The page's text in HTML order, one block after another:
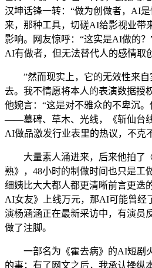
汉坤话锋一转：“做为创做者，AI
来，那种工具，切磋AI给影视业带
影响。网友惊呼：“这实是AI做的
AI有做者，但无法替代人的感情取
”然而现实上，它的无效性来自
去。我不情愿将本人的表演数据授
他婉言：“这是对不雅众的不卑沉
——墓碑、草木、光线，《斩仙台
AI做品激发行业表里的热议，不克
大量素人涌进来，后来他拍了
熟》，48小时的制做时间也只是工
细姨比大大都人都更清晰前言更迭
AI女友》上线万元，那AI可能曾经
演杨涵涵正在最新采访中，有演员
做了注脚。
一部名为《霍去病》的AI短剧
的事；有了网文之后，我承认操纵